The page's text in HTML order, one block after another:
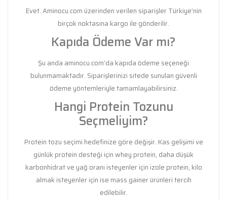
Evet. Aminocu.com üzerinden verilen siparişler Türkiye’nin
birçok noktasına kargo ile gönderilir.
Kapıda Ödeme Var mı?
Şu anda aminocu.com’da kapıda ödeme seçeneği
bulunmamaktadır. Siparişlerinizi sitede sunulan güvenli
ödeme yöntemleriyle tamamlayabilirsiniz.
Hangi Protein Tozunu
Seçmeliyim?
Protein tozu seçimi hedefinize göre değişir. Kas gelişimi ve
günlük protein desteği için whey protein, daha düşük
karbonhidrat ve yağ oranı isteyenler için izole protein, kilo
almak isteyenler için ise mass gainer ürünleri tercih
edilebilir.